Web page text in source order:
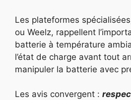
Les plateformes
ou Weelz, rappellent
batterie à température
l’état de charge avant tout
manipuler la batterie avec
Les avis convergent :